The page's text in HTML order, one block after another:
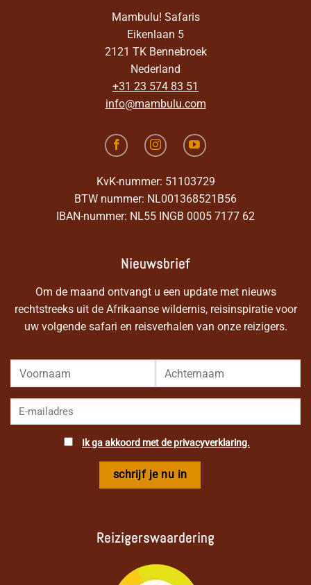
Mambulu! Safaris
Eikenlaan 5
2121 TK Bennebroek
Nederland
+31 23 574 83 51
info@mambulu.com
KvK-nummer: 51103729
BTW nummer: NL001368521B56
IBAN-nummer: NL55 INGB 0005 7177 62
Nieuwsbrief
Om de maand ontvangt u een update met nieuws
rechtstreeks uit de Afrikaanse wildernis, reisinspiratie voor
uw volgende safari en reisverhalen van onze reizigers.
Ik ga akkoord met de privacyverklaring.
Reizigerswaardering